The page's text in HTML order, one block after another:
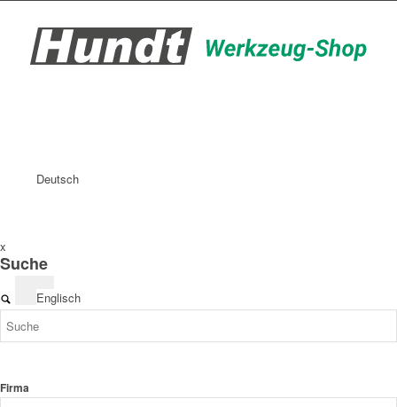
Deutsch
Englisch
x
Suche
Firma